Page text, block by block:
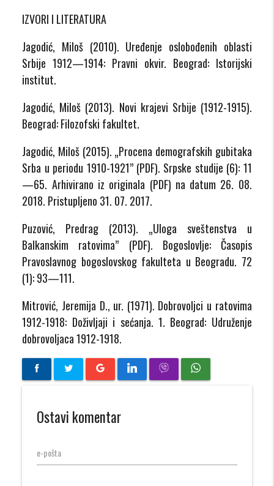
IZVORI I LITERATURA
Jagodić, Miloš (2010). Uređenje oslobođenih oblasti
Srbije 1912—1914: Pravni okvir. Beograd: Istorijski
institut.
Jagodić, Miloš (2013). Novi krajevi Srbije (1912-1915).
Beograd: Filozofski fakultet.
Jagodić, Miloš (2015). „Procena demografskih gubitaka
Srba u periodu 1910-1921” (PDF). Srpske studije (6): 11
—65. Arhivirano iz originala (PDF) na datum 26. 08.
2018. Pristupljeno 31. 07. 2017.
Puzović, Predrag (2013). „Uloga sveštenstva u
Balkanskim ratovima” (PDF). Bogoslovlje: Časopis
Pravoslavnog bogoslovskog fakulteta u Beogradu. 72
(1): 93—111.
Mitrović, Jeremija D., ur. (1971). Dobrovoljci u ratovima
1912-1918: Doživljaji i sećanja. 1. Beograd: Udruženje
dobrovoljaca 1912-1918.
Ostavi komentar
e-pošta